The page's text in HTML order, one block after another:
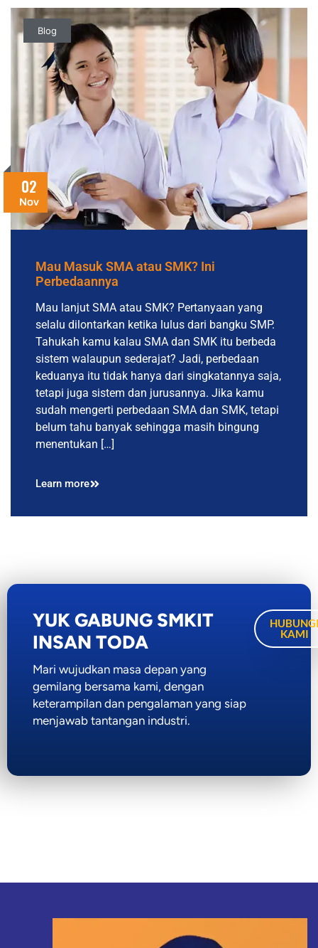
02
Nov
Blog
Mau Masuk SMA atau SMK? Ini
Perbedaannya
Mau lanjut SMA atau SMK? Pertanyaan yang
selalu dilontarkan ketika lulus dari bangku SMP.
Tahukah kamu kalau SMA dan SMK itu berbeda
sistem walaupun sederajat? Jadi, perbedaan
keduanya itu tidak hanya dari singkatannya saja,
tetapi juga sistem dan jurusannya. Jika kamu
sudah mengerti perbedaan SMA dan SMK, tetapi
belum tahu banyak sehingga masih bingung
menentukan […]
Learn more
YUK GABUNG SMKIT
INSAN TODA
Mari wujudkan masa depan yang
gemilang bersama kami, dengan
keterampilan dan pengalaman yang siap
menjawab tantangan industri.
KAMI